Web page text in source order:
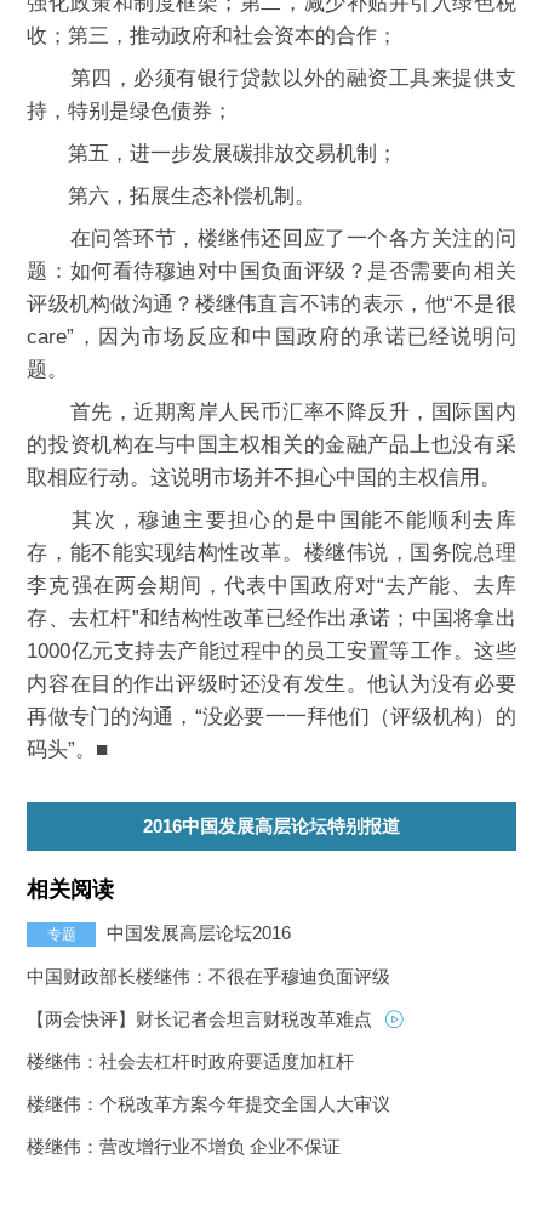
收；第三，推动政府和社会资本的合作；
第四，必须有银行贷款以外的融资工具来提供支
持，特别是绿色债券；
第五，进一步发展碳排放交易机制；
第六，拓展生态补偿机制。
在问答环节，楼继伟还回应了一个各方关注的问
题：如何看待穆迪对中国负面评级？是否需要向相关
评级机构做沟通？楼继伟直言不讳的表示，他“不是很
care”，因为市场反应和中国政府的承诺已经说明问
题。
首先，近期离岸人民币汇率不降反升，国际国内
的投资机构在与中国主权相关的金融产品上也没有采
取相应行动。这说明市场并不担心中国的主权信用。
其次，穆迪主要担心的是中国能不能顺利去库
存，能不能实现结构性改革。楼继伟说，国务院总理
李克强在两会期间，代表中国政府对“去产能、去库
存、去杠杆”和结构性改革已经作出承诺；中国将拿出
1000亿元支持去产能过程中的员工安置等工作。这些
内容在目的作出评级时还没有发生。他认为没有必要
再做专门的沟通，“没必要一一拜他们（评级机构）的
码头”。■
2016中国发展高层论坛特别报道
相关阅读
专题 中国发展高层论坛2016
中国财政部长楼继伟：不很在乎穆迪负面评级
【两会快评】财长记者会坦言财税改革难点
楼继伟：社会去杠杆时政府要适度加杠杆
楼继伟：个税改革方案今年提交全国人大审议
楼继伟：营改增行业不增负 企业不保证